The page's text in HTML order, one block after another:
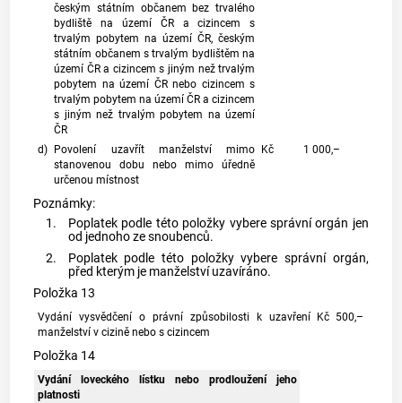
českým státním občanem bez trvalého
bydliště na území ČR a cizincem s
trvalým pobytem na území ČR, českým
státním občanem s trvalým bydlištěm na
území ČR a cizincem s jiným než trvalým
pobytem na území ČR nebo cizincem s
trvalým pobytem na území ČR a cizincem
s jiným než trvalým pobytem na území
ČR
d)
Povolení uzavřít manželství mimo
stanovenou dobu nebo mimo úředně
určenou místnost
Kč 1 000,–
Poznámky:
1.
Poplatek podle této položky vybere správní orgán jen
od jednoho ze snoubenců.
2.
Poplatek podle této položky vybere správní orgán,
před kterým je manželství uzavíráno.
Položka 13
Vydání vysvědčení o právní způsobilosti k uzavření
manželství v cizině nebo s cizincem
Kč 500,–
Položka 14
Vydání loveckého lístku nebo prodloužení jeho
platnosti